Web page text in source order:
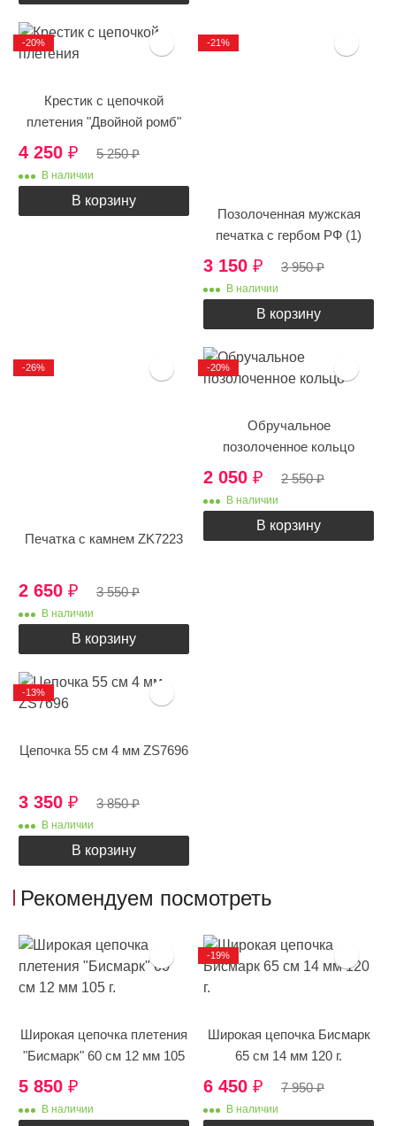
Крестик с цепочкой
плетения "Двойной ромб"
4 250 ₽ 5 250₽
В наличии
В корзину
-20%
Позолоченная мужская
печатка с гербом РФ (1)
3 150 ₽ 3 950₽
В наличии
В корзину
-21%
Печатка с камнем ZK7223
2 650 ₽ 3 550₽
В наличии
В корзину
-26%
Обручальное
позолоченное кольцо
2 050 ₽ 2 550₽
В наличии
В корзину
-20%
Цепочка 55 см 4 мм ZS7696
3 350 ₽ 3 850₽
В наличии
В корзину
-13%
Рекомендуем посмотреть
Широкая цепочка плетения
"Бисмарк" 60 см 12 мм 105
5 850 ₽
В наличии
Широкая цепочка Бисмарк
65 см 14 мм 120 г.
6 450 ₽ 7 950₽
В наличии
-19%